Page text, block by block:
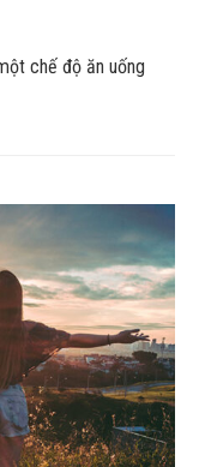
chế độ ăn uống